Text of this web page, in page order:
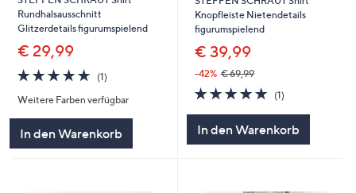
Rundhalsausschnitt
Glitzerdetails figurumspielend
€ 29,99
5.0
von
5
(1)1
Weitere Farben verfügbar
In den Warenkorb
Knopfleiste Nietendetails
figurumspielend
€ 39,99
-42% € 69,99
5.0
von
(1)
In den Warenkorb